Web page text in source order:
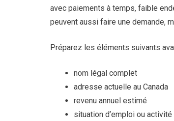
avec paiements à temps, faible
peuvent aussi faire une demande,
Préparez les éléments suivants
nom légal complet
adresse actuelle au Canada
revenu annuel estimé
situation d’emploi ou activité